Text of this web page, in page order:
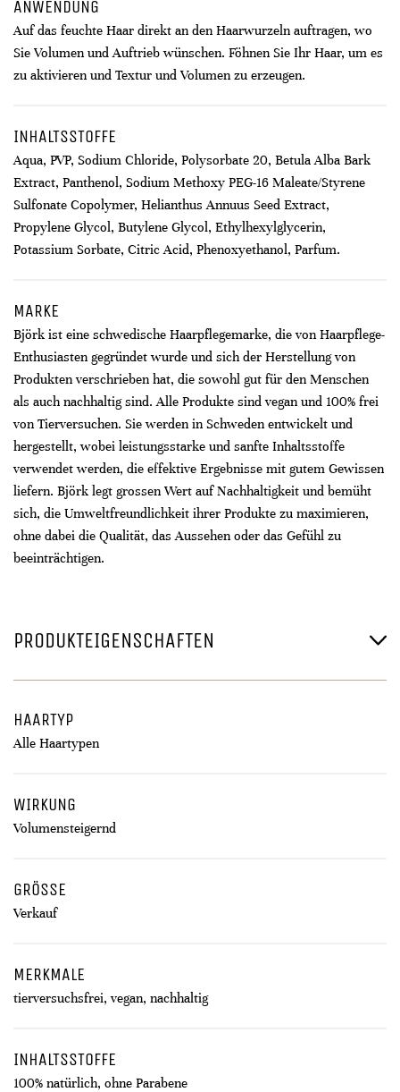
ANWENDUNG
Auf das feuchte Haar direkt an den Haarwurzeln auftragen, wo
Sie Volumen und Auftrieb wünschen. Föhnen Sie Ihr Haar, um es
zu aktivieren und Textur und Volumen zu erzeugen.
INHALTSSTOFFE
Aqua, PVP, Sodium Chloride, Polysorbate 20, Betula Alba Bark
Extract, Panthenol, Sodium Methoxy PEG-16 Maleate/Styrene
Sulfonate Copolymer, Helianthus Annuus Seed Extract,
Propylene Glycol, Butylene Glycol, Ethylhexylglycerin,
Potassium Sorbate, Citric Acid, Phenoxyethanol, Parfum.
MARKE
Björk ist eine schwedische Haarpflegemarke, die von Haarpflege-
Enthusiasten gegründet wurde und sich der Herstellung von
Produkten verschrieben hat, die sowohl gut für den Menschen
als auch nachhaltig sind. Alle Produkte sind vegan und 100% frei
von Tierversuchen. Sie werden in Schweden entwickelt und
hergestellt, wobei leistungsstarke und sanfte Inhaltsstoffe
verwendet werden, die effektive Ergebnisse mit gutem Gewissen
liefern. Björk legt grossen Wert auf Nachhaltigkeit und bemüht
sich, die Umweltfreundlichkeit ihrer Produkte zu maximieren,
ohne dabei die Qualität, das Aussehen oder das Gefühl zu
beeinträchtigen.
PRODUKTEIGENSCHAFTEN
HAARTYP
Alle Haartypen
WIRKUNG
Volumensteigernd
GRÖSSE
Verkauf
MERKMALE
tierversuchsfrei, vegan, nachhaltig
INHALTSSTOFFE
100% natürlich, ohne Parabene